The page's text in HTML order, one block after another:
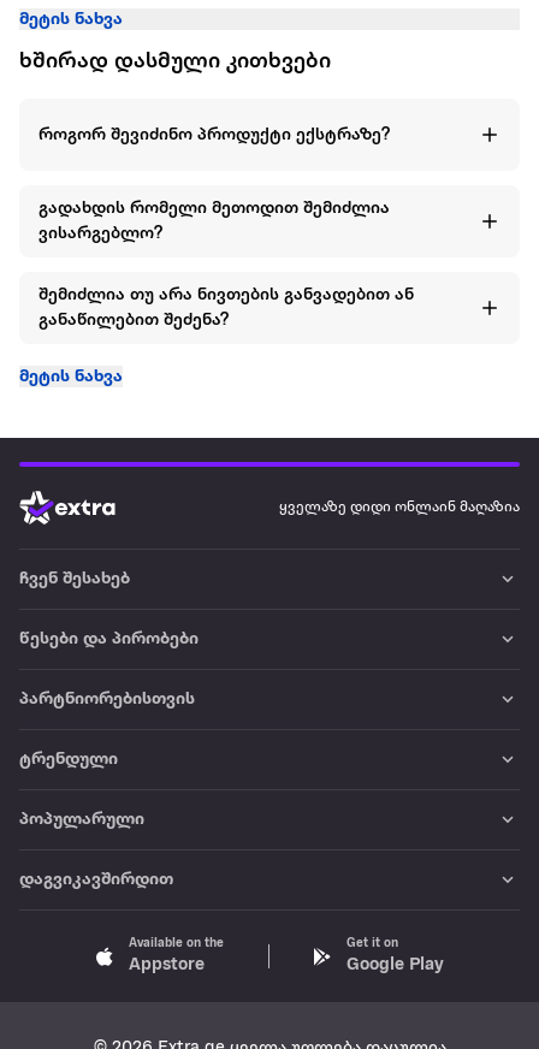
მეტის ნახვა
ხშირად დასმული კითხვები
როგორ შევიძინო პროდუქტი ექსტრაზე?
გადახდის რომელი მეთოდით შემიძლია
ვისარგებლო?
შემიძლია თუ არა ნივთების განვადებით ან
განაწილებით შეძენა?
მეტის ნახვა
ყველაზე დიდი ონლაინ მაღაზია
ჩვენ შესახებ
წესები და პირობები
პარტნიორებისთვის
ტრენდული
პოპულარული
დაგვიკავშირდით
Available on the
Appstore
Get it on
Google Play